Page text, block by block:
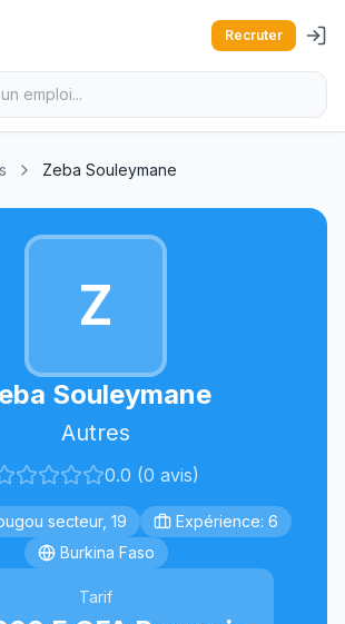
Recruter
Zeba Souleymane
Z
Souleymane
Autres
0.0 (0 avis)
secteur, 19
Expérience: 6
Burkina Faso
Tarif